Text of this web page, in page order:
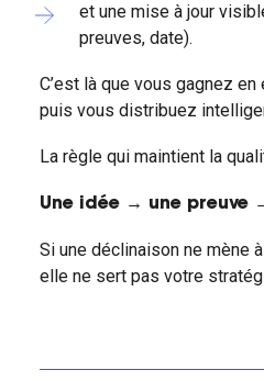
et une mise à jour
preuves, date).
C’est là que vous gagnez
puis vous distribuez
La règle qui maintient la
Une idée → une preuve
Si une déclinaison ne mène
elle ne sert pas votre